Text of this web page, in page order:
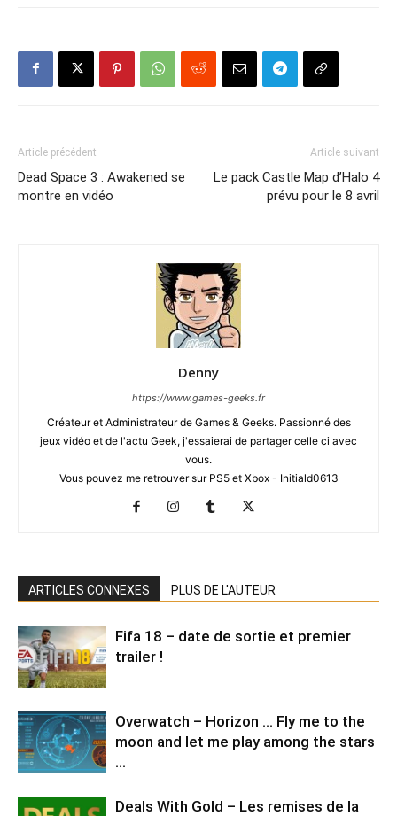
Article précédent
Dead Space 3 : Awakened se
montre en vidéo
Article suivant
Le pack Castle Map d’Halo 4
prévu pour le 8 avril
Denny
https://www.games-geeks.fr
Créateur et Administrateur de Games & Geeks. Passionné des
jeux vidéo et de l'actu Geek, j'essaierai de partager celle ci avec
vous.
Vous pouvez me retrouver sur PS5 et Xbox - Initiald0613
ARTICLES CONNEXES PLUS DE L'AUTEUR
Fifa 18 – date de sortie et premier
trailer !
Overwatch – Horizon … Fly me to the
moon and let me play among the stars
…
Deals With Gold – Les remises de la